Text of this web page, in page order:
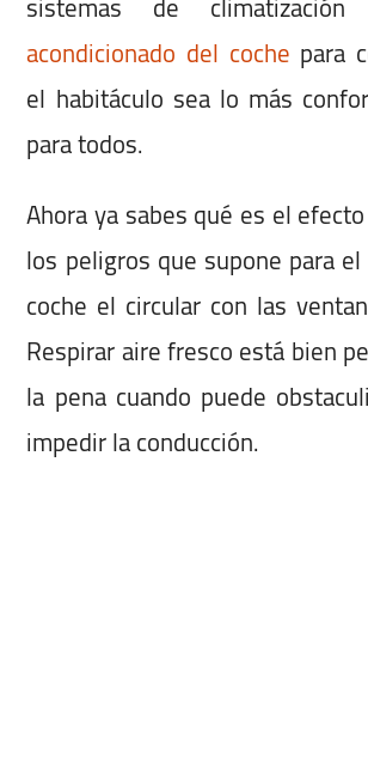
acondicionado del coche para
el habitáculo sea lo más
para todos.
Ahora ya sabes qué es el
los peligros que supone para
coche el circular con las
Respirar aire fresco está bien
la pena cuando puede
impedir la conducción.